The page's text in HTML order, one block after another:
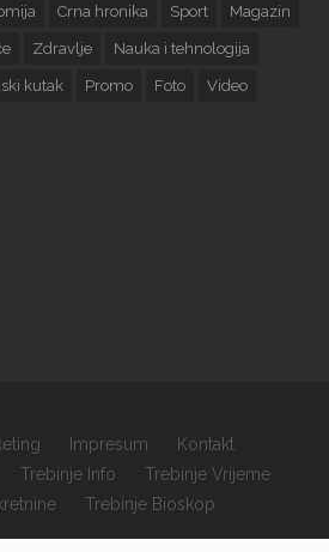
Crna hronika Sport Magazin
Zdravlje Nauka i tehnologija
kutak Promo Foto Video
Impresum
Kontakt
Trebinje Info
Trebinje Vrijeme
Trebinje Bioskop